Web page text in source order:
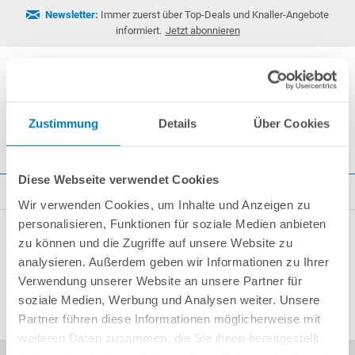
Zustimmung Details Über Cookies
Diese Webseite verwendet Cookies
Wir verwenden Cookies, um Inhalte und Anzeigen zu
personalisieren, Funktionen für soziale Medien anbieten
zu können und die Zugriffe auf unsere Website zu
analysieren. Außerdem geben wir Informationen zu Ihrer
Verwendung unserer Website an unsere Partner für
soziale Medien, Werbung und Analysen weiter. Unsere
Partner führen diese Informationen möglicherweise mit
weiteren Daten zusammen, die Sie ihnen bereitgestellt
Newsletter: Immer zuerst über Top-Deals und Knaller-Angebote
informiert. Jetzt abonnieren
0
Leider wurden zu Ihrer Suchanfrage keine
Artikel gefunden